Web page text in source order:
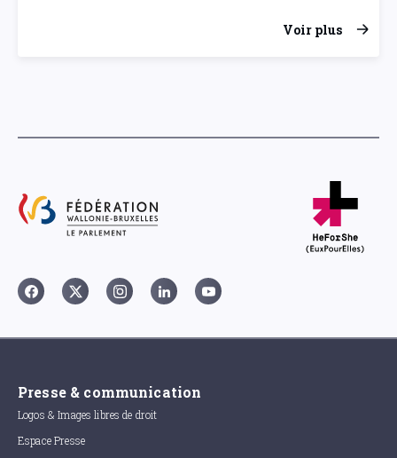
Voir plus
Presse & communication
Logos & Images libres de droit
Espace Presse